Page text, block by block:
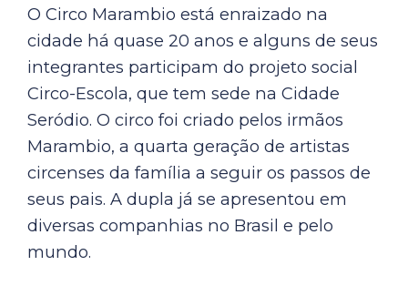
O Circo Marambio está enraizado na
cidade há quase 20 anos e alguns de seus
integrantes participam do projeto social
Circo-Escola, que tem sede na Cidade
Seródio. O circo foi criado pelos irmãos
Marambio, a quarta geração de artistas
circenses da família a seguir os passos de
seus pais. A dupla já se apresentou em
diversas companhias no Brasil e pelo
mundo.